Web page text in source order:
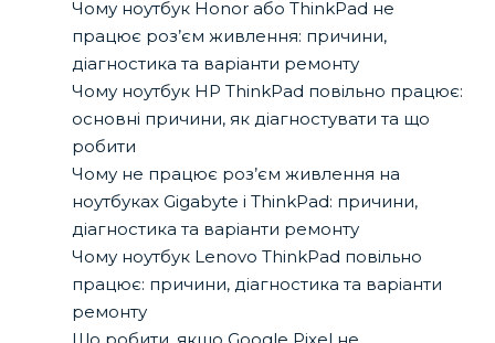
Чому ноутбук Honor або ThinkPad не
працює роз’єм живлення: причини,
діагностика та варіанти ремонту
Чому ноутбук HP ThinkPad повільно працює:
основні причини, як діагностувати та що
робити
Чому не працює роз’єм живлення на
ноутбуках Gigabyte і ThinkPad: причини,
діагностика та варіанти ремонту
Чому ноутбук Lenovo ThinkPad повільно
працює: причини, діагностика та варіанти
ремонту